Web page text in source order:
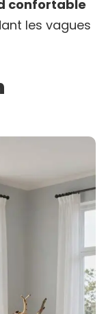
confortable
les vagues